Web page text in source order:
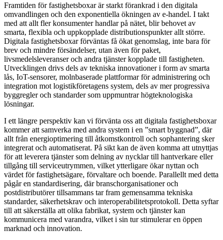
Framtiden för fastighetsboxar är starkt förankrad i den digitala
omvandlingen och den exponentiella ökningen av e-handel. I takt
med att allt fler konsumenter handlar på nätet, blir behovet av
smarta, flexibla och uppkopplade distributionspunkter allt större.
Digitala fastighetsboxar förväntas få ökat genomslag, inte bara för
brev och mindre försändelser, utan även för paket,
livsmedelsleveranser och andra tjänster kopplade till fastigheten.
Utvecklingen drivs dels av tekniska innovationer i form av smarta
lås, IoT-sensorer, molnbaserade plattformar för administrering och
integration mot logistikföretagens system, dels av mer progressiva
byggregler och standarder som uppmuntrar högteknologiska
lösningar.
I ett längre perspektiv kan vi förvänta oss att digitala fastighetsboxar
kommer att samverka med andra system i en ”smart byggnad”, där
allt från energioptimering till åtkomstkontroll och sophantering sker
integrerat och automatiserat. På sikt kan de även komma att utnyttjas
för att leverera tjänster som delning av nycklar till hantverkare eller
tillgång till serviceutrymmen, vilket ytterligare ökar nyttan och
värdet för fastighetsägare, förvaltare och boende. Parallellt med detta
pågår en standardisering, där branschorganisationer och
postdistributörer tillsammans tar fram gemensamma tekniska
standarder, säkerhetskrav och interoperabilitetsprotokoll. Detta syftar
till att säkerställa att olika fabrikat, system och tjänster kan
kommunicera med varandra, vilket i sin tur stimulerar en öppen
marknad och innovation.